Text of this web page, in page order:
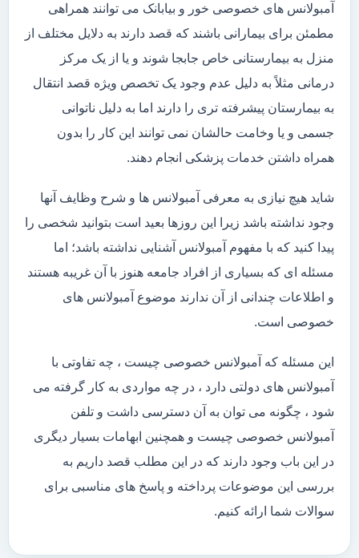
آمبولانس های خصوصی خور و بیابانک می توانند همراهی
مطمئن برای بیمارانی باشند که قصد دارند به دلایل مختلف از
منزل به بیمارستانی خاص جابجا شوند و یا از یک مرکز
درمانی مثلاً به دلیل عدم وجود یک تخصص ویژه قصد انتقال
به بیمارستان پیشرفته تری را دارند اما به دلیل ناتوانی
جسمی و یا وخامت حالشان نمی توانند این کار را بدون
همراه داشتن خدمات پزشکی انجام دهند.
شاید هیچ نیازی به معرفی آمبولانس ها و شرح وظایف آنها
وجود نداشته باشد زیرا این روزها بعید است بتوانید شخصی را
پیدا کنید که با مفهوم آمبولانس آشنایی نداشته باشد؛ اما
مسئله ای که بسیاری از افراد جامعه هنوز با آن غریبه هستند
و اطلاعات چندانی از آن ندارند موضوع آمبولانس های
خصوصی است.
این مسئله که آمبولانس خصوصی چیست ، چه تفاوتی با
آمبولانس های دولتی دارد ، در چه مواردی به کار گرفته می
شود ، چگونه می توان به آن دسترسی داشت و تلفن
آمبولانس خصوصی چیست و همچنین ابهامات بسیار دیگری
در این باب وجود دارند که در این مطلب قصد داریم به
بررسی این موضوعات پرداخته و پاسخ های مناسبی برای
سوالات شما ارائه کنیم.